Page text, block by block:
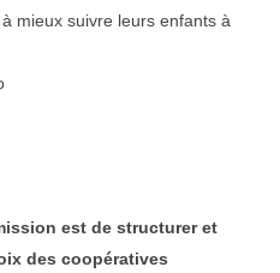
mieux suivre leurs enfants à
est de structurer et
des coopératives